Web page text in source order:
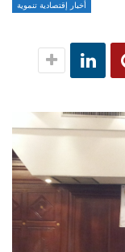
أخبار إقتصادية تنموية